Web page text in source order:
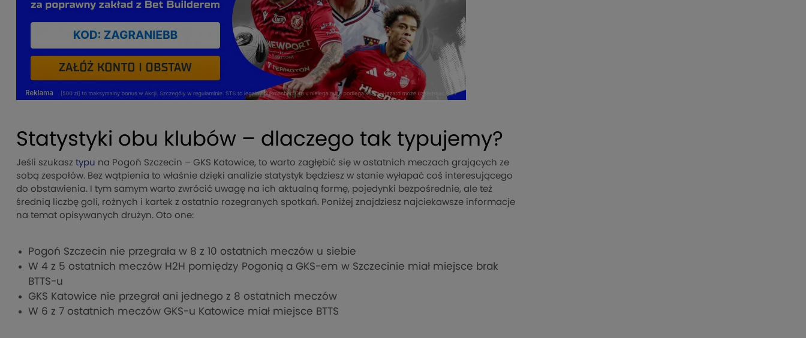
Statystyki obu klubów – dlaczego tak typujemy?
Jeśli szukasz typu na Pogoń Szczecin – GKS Katowice, to warto zagłębić się w ostatnich meczach grających ze
sobą zespołów. Bez wątpienia to właśnie dzięki analizie statystyk będziesz w stanie wyłapać coś interesującego
do obstawienia. I tym samym warto zwrócić uwagę na ich aktualną formę, pojedynki bezpośrednie, ale też
średnią liczbę goli, rożnych i kartek z ostatnio rozegranych spotkań. Poniżej znajdziesz najciekawsze informacje
na temat opisywanych drużyn. Oto one:
Pogoń Szczecin nie przegrała w 8 z 10 ostatnich meczów u siebie
W 4 z 5 ostatnich meczów H2H pomiędzy Pogonią a GKS-em w Szczecinie miał miejsce brak
BTTS-u
GKS Katowice nie przegrał ani jednego z 8 ostatnich meczów
W 6 z 7 ostatnich meczów GKS-u Katowice miał miejsce BTTS